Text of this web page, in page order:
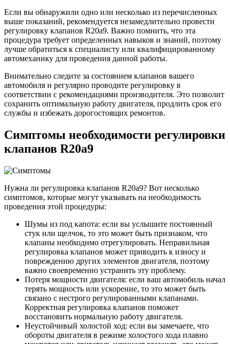
Если вы обнаружили одно или несколько из перечисленных
выше показаний, рекомендуется незамедлительно провести
регулировку клапанов R20a9. Важно помнить, что эта
процедура требует определенных навыков и знаний, поэтому
лучше обратиться к специалисту или квалифицированному
автомеханику для проведения данной работы.
Внимательно следите за состоянием клапанов вашего
автомобиля и регулярно проводите регулировку в
соответствии с рекомендациями производителя. Это позволит
сохранить оптимальную работу двигателя, продлить срок его
службы и избежать дорогостоящих ремонтов.
Симптомы необходимости регулировки
клапанов R20a9
Нужна ли регулировка клапанов R20a9? Вот несколько
симптомов, которые могут указывать на необходимость
проведения этой процедуры:
Шумы из под капота: если вы услышите постоянный
стук или щелчок, то это может быть признаком, что
клапаны необходимо отрегулировать. Неправильная
регулировка клапанов может приводить к износу и
повреждению других элементов двигателя, поэтому
важно своевременно устранить эту проблему.
Потеря мощности двигателя: если ваш автомобиль начал
терять мощность или ускорение, то это может быть
связано с нестрого регулированными клапанами.
Корректная регулировка клапанов поможет
восстановить нормальную работу двигателя.
Неустойчивый холостой ход: если вы замечаете, что
обороты двигателя в режиме холостого хода плавно